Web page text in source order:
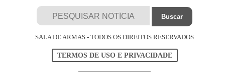
SALA DE ARMAS - TODOS OS DIREITOS RESERVADOS
TERMOS DE USO E PRIVACIDADE